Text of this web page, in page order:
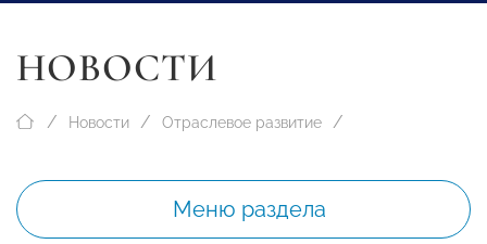
НОВОСТИ
Новости Отраслевое развитие
Меню раздела